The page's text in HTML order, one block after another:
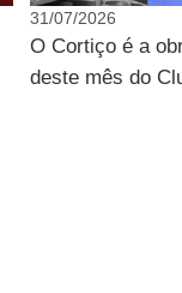
31/07/2026
O Cortiço é a
deste mês do